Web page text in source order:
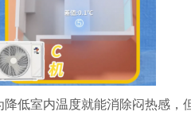
低室内温度就能消除闷热感，